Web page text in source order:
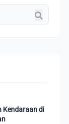
Kendaraan di